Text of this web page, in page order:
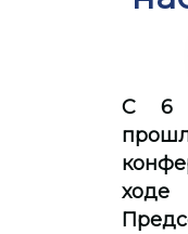
С 6